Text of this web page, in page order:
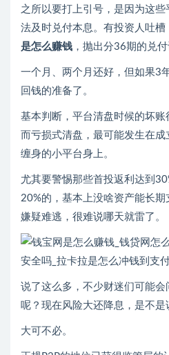
之所以要打上引号，是因为这
法及时兑付本息。有投资人吐槽
是怎么赚钱 ，抛出分36期的兑付
一个月、两个月还好，但如果3
回钱的准备了。
基本判断，平台清盘时候的坏账
而亏损式清盘，最可能发生在
缠身的小平台身上。
尤其要警惕那些首投返利达到
20%的，基本上没啥资产能长
嫌疑难逃，很难说哪天就雷了。
说了这么多，不少财迷们可能
呢？现在风险大还降息，是不是
大可不必。